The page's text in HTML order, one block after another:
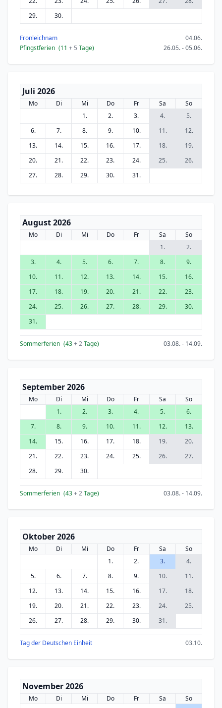
29.
30.
Fronleichnam
04.06.
Pfingstferien (11 + 5 Tage) 26.05. - 05.06.
Juli 2026
Mo Di Mi Do Fr Sa
So
1.
2. 3. 4.
5.
6.
7. 8. 9. 10. 11.
12.
13.
14. 15. 16. 17. 18.
19.
20.
21. 22. 23. 24. 25.
26.
27.
28. 29. 30. 31.
August 2026
Mo Di Mi Do Fr Sa
So
1.
2.
3.
4. 5. 6. 7. 8.
9.
10.
11. 12. 13. 14. 15.
16.
17.
18. 19. 20. 21. 22.
23.
24.
25. 26. 27. 28. 29.
30.
31.
Sommerferien (43+ 2Tage) 03.08. - 14.09.
September 2026
Mo Di Mi Do Fr Sa
So
1.
2. 3. 4. 5.
6.
7.
8. 9. 10. 11. 12.
13.
14.
15. 16. 17. 18. 19.
20.
21.
22. 23. 24. 25. 26.
27.
28.
29. 30.
Sommerferien (43+ 2Tage) 03.08. - 14.09.
Oktober 2026
Mo Di Mi Do Fr Sa
So
1.
2. 3.
4.
5.
6. 7. 8. 9. 10.
11.
12.
13. 14. 15. 16. 17.
18.
19.
20. 21. 22. 23. 24.
25.
26.
27. 28. 29. 30. 31.
Tag der Deutschen Einheit 03.10.
November 2026
Mo Di Mi Do Fr Sa
So